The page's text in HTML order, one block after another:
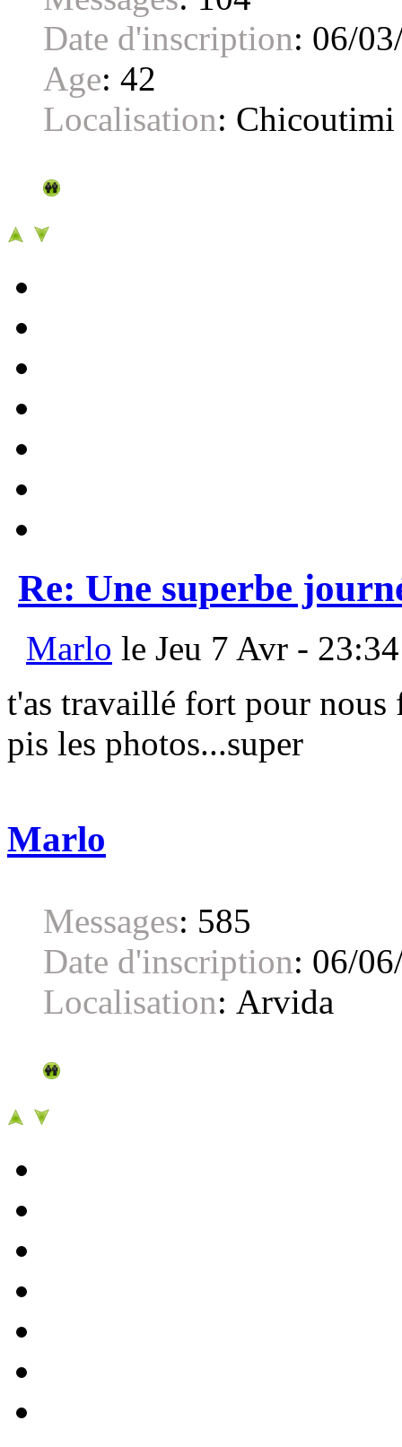
Date d'inscription: 06/
Age: 42
Localisation: Chicoutimi
Re: Une superbe
Marlo le Jeu 7 Avr - 23:34
t'as travaillé fort pour nous
pis les photos...super
Marlo
Messages: 585
Date d'inscription: 06/
Localisation: Arvida